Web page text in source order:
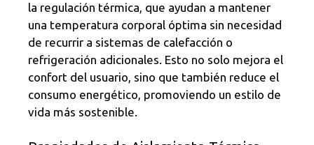
la regulación térmica, que ayudan a mantener
una temperatura corporal óptima sin necesidad
de recurrir a sistemas de calefacción o
refrigeración adicionales. Esto no solo mejora el
confort del usuario, sino que también reduce el
consumo energético, promoviendo un estilo de
vida más sostenible.